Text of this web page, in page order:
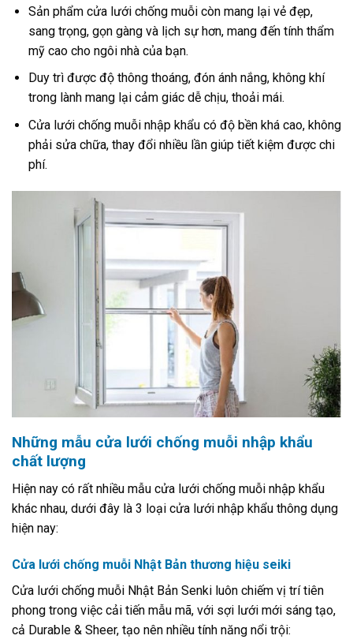
Sản phẩm cửa lưới chống muỗi còn mang lại vẻ đẹp,
sang trọng, gọn gàng và lịch sự hơn, mang đến tính thẩm
mỹ cao cho ngôi nhà của bạn.
Duy trì được độ thông thoáng, đón ánh nắng, không khí
trong lành mang lại cảm giác dễ chịu, thoải mái.
Cửa lưới chống muỗi nhập khẩu có độ bền khá cao, không
phải sửa chữa, thay đổi nhiều lần giúp tiết kiệm được chi
phí.
Những mẫu cửa lưới chống muỗi nhập khẩu
chất lượng
Hiện nay có rất nhiều mẫu cửa lưới chống muỗi nhập khẩu
khác nhau, dưới đây là 3 loại cửa lưới nhập khẩu thông dụng
hiện nay:
Cửa lưới chống muỗi Nhật Bản thương hiệu seiki
Cửa lưới chống muỗi Nhật Bản Senki luôn chiếm vị trí tiên
phong trong việc cải tiến mẫu mã, với sợi lưới mới sáng tạo,
cả Durable & Sheer, tạo nên nhiều tính năng nổi trội: